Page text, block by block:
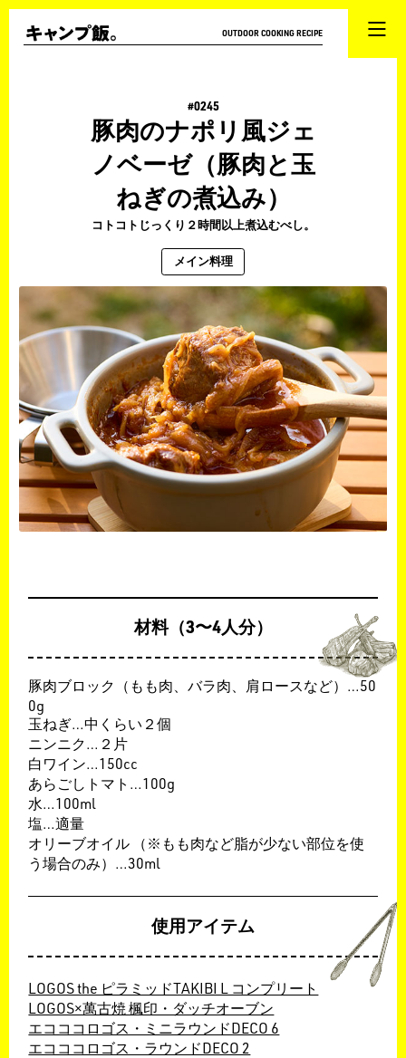
OUTDOOR COOKING RECIPE
#0245
豚肉のナポリ風ジェ
ノベーゼ（豚肉と玉
ねぎの煮込み）
コトコトじっくり２時間以上煮込むべし。
メイン料理
材料（3〜4人分）
豚肉ブロック（もも肉、バラ肉、肩ロースなど）…50
0g
玉ねぎ…中くらい２個
ニンニク…２片
白ワイン…150cc
あらごしトマト…100g
水…100ml
塩…適量
オリーブオイル （※もも肉など脂が少ない部位を使
う場合のみ）…30ml
使用アイテム
LOGOS the ピラミッドTAKIBI L コンプリート
LOGOS×萬古焼 楓印・ダッチオーブン
エコココロゴス・ミニラウンドDECO 6
エコココロゴス・ラウンドDECO 2